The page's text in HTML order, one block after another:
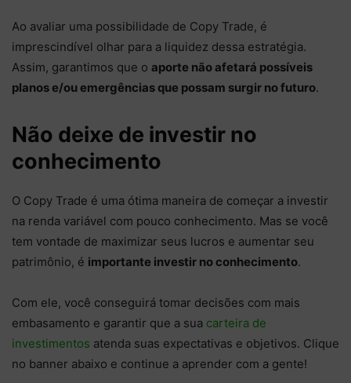
Ao avaliar uma possibilidade de Copy Trade, é
imprescindível olhar para a liquidez dessa estratégia.
Assim, garantimos que o aporte não afetará possíveis
planos e/ou emergências que possam surgir no futuro.
Não deixe de investir no
conhecimento
O Copy Trade é uma ótima maneira de começar a investir
na renda variável com pouco conhecimento. Mas se você
tem vontade de maximizar seus lucros e aumentar seu
patrimônio, é importante investir no conhecimento.
Com ele, você conseguirá tomar decisões com mais
embasamento e garantir que a sua carteira de
investimentos atenda suas expectativas e objetivos. Clique
no banner abaixo e continue a aprender com a gente!